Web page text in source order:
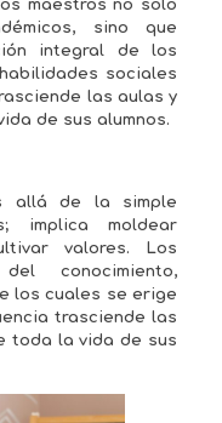
maestros no solo
sino que
integral de los
sociales
las aulas y
de sus alumnos.
allá de la simple
implica moldear
valores. Los
conocimiento,
los cuales se erige
trasciende las
toda la vida de sus